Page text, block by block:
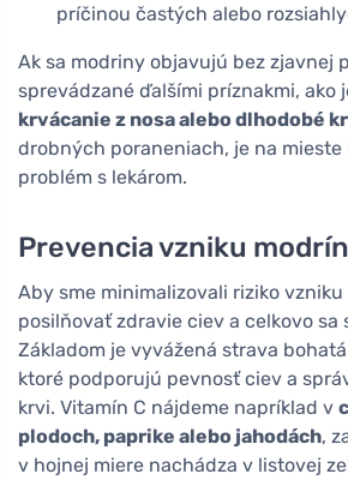
príčinou častých alebo
Ak sa modriny objavujú bez zjavnej
sprevádzané ďalšími príznakmi, ako
krvácanie z nosa alebo dlhodobé
drobných poraneniach, je na
problém s lekárom.
Prevencia vzniku modrín
Aby sme minimalizovali riziko
posilňovať zdravie ciev a celkovo sa
Základom je vyvážená strava
ktoré podporujú pevnosť ciev a
krvi. Vitamín C nájdeme napríklad v
plodoch, paprike alebo jahodách,
v hojnej miere nachádza v listovej